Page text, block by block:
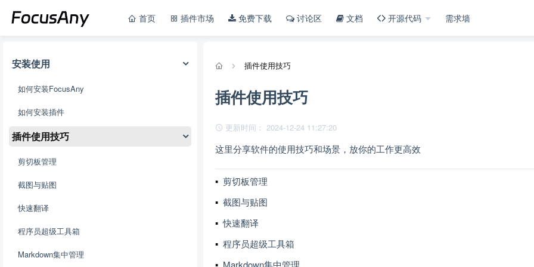
首页 插件市场 免费下载 讨论区 文档 开源代码 需求墙
安装使用
如何安装FocusAny
如何安装插件
插件使用技巧
剪切板管理
截图与贴图
快速翻译
程序员超级工具箱
Markdown集中管理
插件使用技巧
插件使用技巧
更新时间： 2024-12-24 11:27:20
这里分享软件的使用技巧和场景，放你的工作更高效
剪切板管理
截图与贴图
快速翻译
程序员超级工具箱
Markdown集中管理